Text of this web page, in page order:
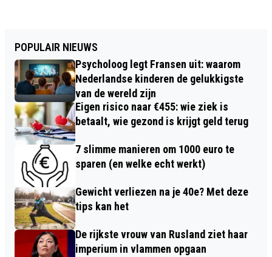
POPULAIR NIEUWS
Psycholoog legt Fransen uit: waarom
Nederlandse kinderen de gelukkigste
van de wereld zijn
Eigen risico naar €455: wie ziek is
betaalt, wie gezond is krijgt geld terug
7 slimme manieren om 1000 euro te
sparen (en welke echt werkt)
Gewicht verliezen na je 40e? Met deze
tips kan het
De rijkste vrouw van Rusland ziet haar
imperium in vlammen opgaan